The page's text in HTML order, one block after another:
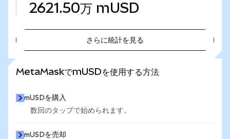
2621.50万 mUSD
さらに統計を見る
MetaMaskでmUSDを使用する方法
mUSDを購入
数回のタップで始められます。
mUSDを売却